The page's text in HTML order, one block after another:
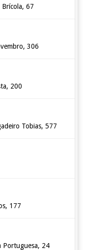
Brícola, 67
306
200
Tobias, 577
177
Portuguesa, 24